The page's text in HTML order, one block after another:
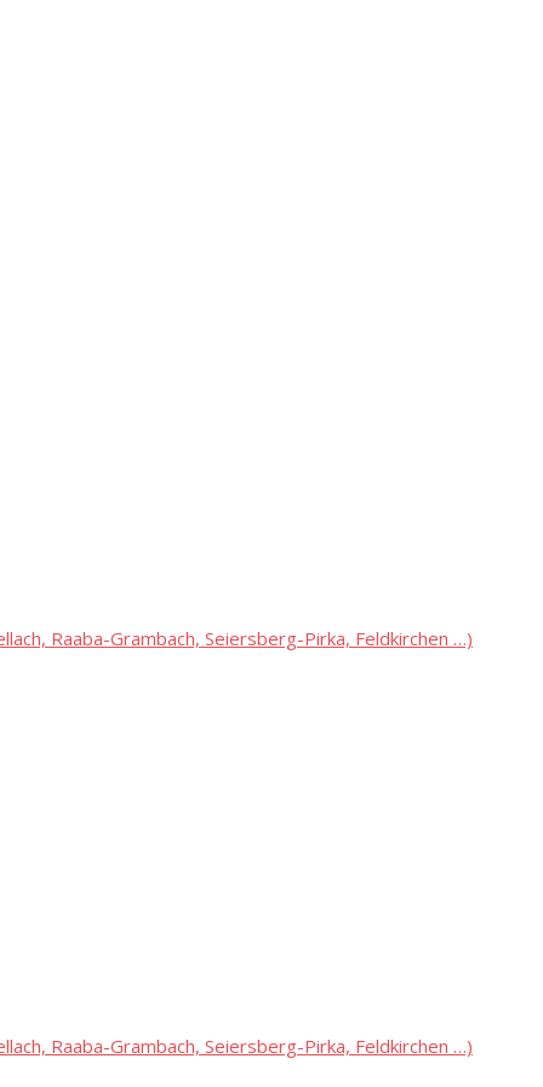
Raaba-Grambach, Seiersberg-Pirka, Feldkirchen …)
Raaba-Grambach, Seiersberg-Pirka, Feldkirchen …)